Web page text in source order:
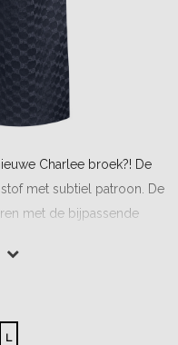
Charlee broek?! De
met subtiel patroon. De
met de bijpassende
L